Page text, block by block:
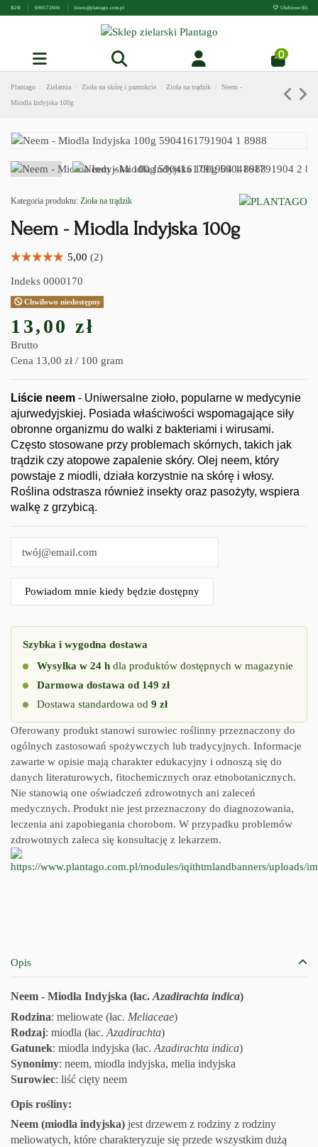
B2B 690572606 biuro@plantago.com.pl Ulubione (0)
0
Plantago Zielarnia Zioła na skórę i paznokcie Zioła na trądzik
Neem -
Miodla Indyjska 100g
Kategoria produktu: Zioła na trądzik
Neem - Miodla Indyjska 100g
Indeks 0000170
Chwilowo niedostępny
13,00 zł
Brutto
Cena 13,00 zł / 100 gram
Liście neem - Uniwersalne zioło, popularne w medycynie
ajurwedyjskiej. Posiada właściwości wspomagające siły
obronne organizmu do walki z bakteriami i wirusami.
Często stosowane przy problemach skórnych, takich jak
trądzik czy atopowe zapalenie skóry. Olej neem, który
powstaje z miodli, działa korzystnie na skórę i włosy.
Roślina odstrasza również insekty oraz pasożyty, wspiera
walkę z grzybicą.
Szybka i wygodna dostawa
Wysyłka w 24 h dla produktów dostępnych w magazynie
Darmowa dostawa od 149 zł
Dostawa standardowa od 9 zł
Oferowany produkt stanowi surowiec roślinny przeznaczony do
ogólnych zastosowań spożywczych lub tradycyjnych. Informacje
zawarte w opisie mają charakter edukacyjny i odnoszą się do
danych literaturowych, fitochemicznych oraz etnobotanicznych.
Nie stanowią one oświadczeń zdrowotnych ani zaleceń
medycznych. Produkt nie jest przeznaczony do diagnozowania,
leczenia ani zapobiegania chorobom. W przypadku problemów
zdrowotnych zaleca się konsultację z lekarzem.
Opis
Neem - Miodla Indyjska (łac. Azadirachta indica)
Rodzina: meliowate (łac. Meliaceae)
Rodzaj: miodla (łac. Azadirachta)
Gatunek: miodla indyjska (łac. Azadirachta indica)
Synonimy: neem, miodla indyjska, melia indyjska
Surowiec: liść cięty neem
Opis rośliny:
Neem (miodla indyjska) jest drzewem z rodziny z rodziny
meliowatych, które charakteryzuje się przede wszystkim dużą